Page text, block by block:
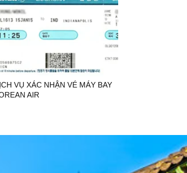
VỤ XÁC NHẬN VÉ MÁY BAY
AIR